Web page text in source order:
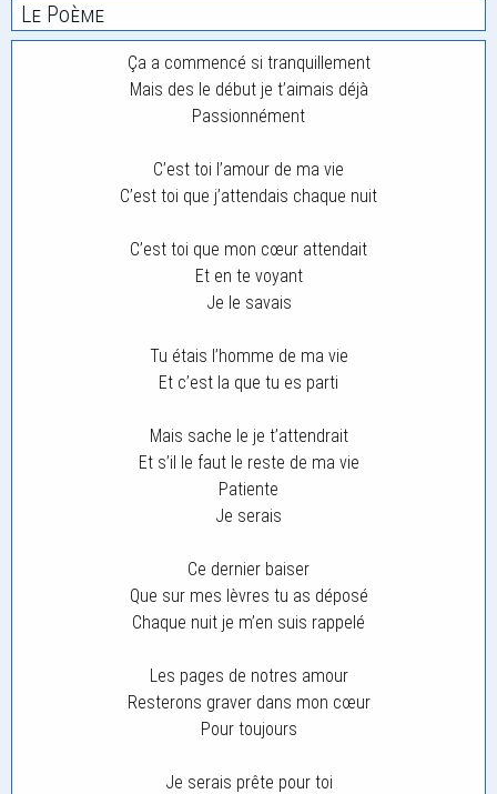
Le Poème
Ça a commencé si tranquillement
Mais des le début je t’aimais déjà
Passionnément
C’est toi l’amour de ma vie
C’est toi que j’attendais chaque nuit
C’est toi que mon cœur attendait
Et en te voyant
Je le savais
Tu étais l’homme de ma vie
Et c’est la que tu es parti
Mais sache le je t’attendrait
Et s’il le faut le reste de ma vie
Patiente
Je serais
Ce dernier baiser
Que sur mes lèvres tu as déposé
Chaque nuit je m’en suis rappelé
Les pages de notres amour
Resterons graver dans mon cœur
Pour toujours
Je serais prête pour toi